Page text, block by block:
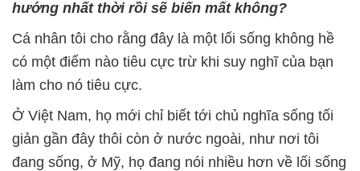
hướng nhất thời rồi sẽ biến mất không?
Cá nhân tôi cho rằng đây là một lối sống không hề
có một điểm nào tiêu cực trừ khi suy nghĩ của bạn
làm cho nó tiêu cực.
Ở Việt Nam, họ mới chỉ biết tới chủ nghĩa sống tối
giản gần đây thôi còn ở nước ngoài, như nơi tôi
đang sống, ở Mỹ, họ đang nói nhiều hơn về lối sống